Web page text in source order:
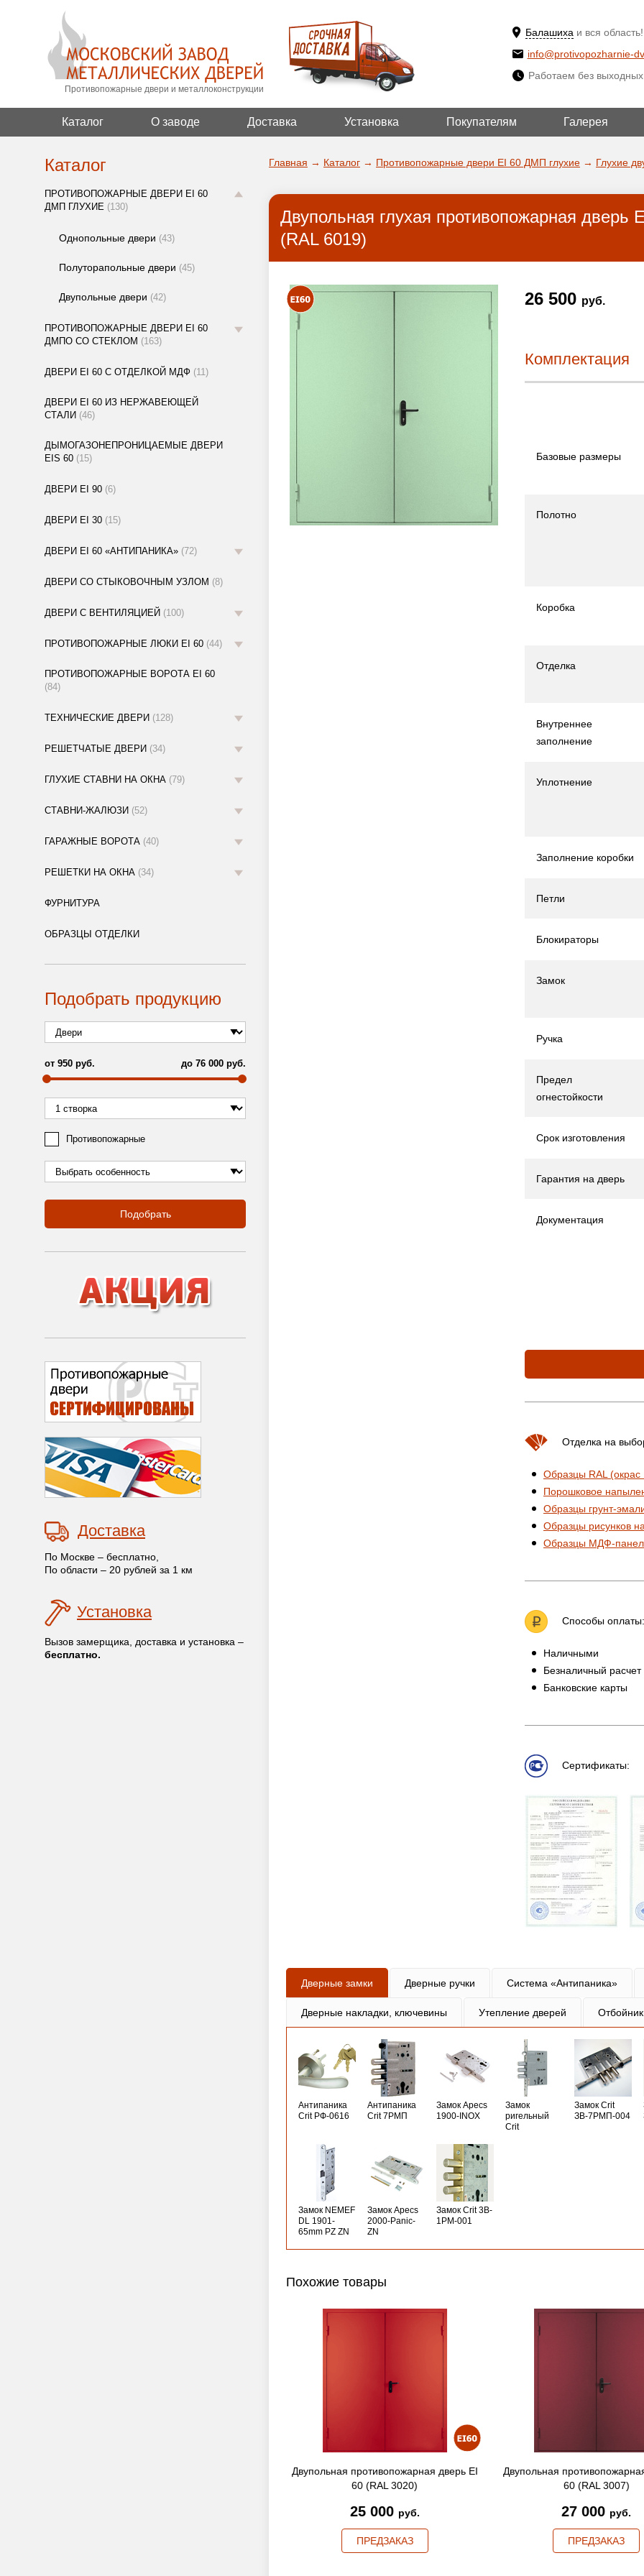
Противопожарные двери и металлоконструкции
Балашиха и вся область!
ДА!
ВЫБРАТЬ
info@protivopozharnie-
Работаем без
Каталог О заводе Доставка Установка Покупателям Галерея
Каталог
ПРОТИВОПОЖАРНЫЕ ДВЕРИ EI 60
ДМП ГЛУХИЕ (130)
Однопольные двери (43)
Полуторапольные двери (45)
Двупольные двери (42)
ПРОТИВОПОЖАРНЫЕ ДВЕРИ EI 60
ДМПО СО СТЕКЛОМ (163)
ДВЕРИ EI 60 С ОТДЕЛКОЙ МДФ (11)
ДВЕРИ EI 60 ИЗ НЕРЖАВЕЮЩЕЙ
СТАЛИ (46)
ДЫМОГАЗОНЕПРОНИЦАЕМЫЕ ДВЕРИ
EIS 60 (15)
ДВЕРИ EI 90 (6)
ДВЕРИ EI 30 (15)
ДВЕРИ EI 60 «АНТИПАНИКА» (72)
ДВЕРИ СО СТЫКОВОЧНЫМ УЗЛОМ (8)
ДВЕРИ С ВЕНТИЛЯЦИЕЙ (100)
ПРОТИВОПОЖАРНЫЕ ЛЮКИ EI 60 (44)
ПРОТИВОПОЖАРНЫЕ ВОРОТА EI 60
(84)
ТЕХНИЧЕСКИЕ ДВЕРИ (128)
РЕШЕТЧАТЫЕ ДВЕРИ (34)
ГЛУХИЕ СТАВНИ НА ОКНА (79)
СТАВНИ-ЖАЛЮЗИ (52)
ГАРАЖНЫЕ ВОРОТА (40)
РЕШЕТКИ НА ОКНА (34)
ФУРНИТУРА
ОБРАЗЦЫ ОТДЕЛКИ
Подобрать продукцию
от 950 руб. до 76 000 руб.
Противопожарные
Подобрать
Доставка
По Москве – бесплатно,
По области – 20 рублей за 1 км
Установка
Вызов замерщика, доставка и установка –
бесплатно.
Главная → Каталог → Противопожарные двери EI 60 ДМП глухие → Глухие
Двупольная глухая противопожарная
(RAL 6019)
26 500 руб.
Комплектация
Базовые размеры
Полотно
Коробка
Отделка
Внутреннее
заполнение
Уплотнение
Заполнение коробки
Петли
Блокираторы
Замок
Ручка
Предел
огнестойкости
Срок изготовления
Гарантия на дверь
Документация
Отделка на
Образцы RAL
Порошковое
Образцы грунт-
Образцы рисунков
Образцы МДФ-
Способы оплаты:
Наличными
Безналичный расчет
Банковские карты
Сертификаты:
Дверные замки Дверные ручки Система «Антипаника»
Дверные накладки, ключевины Утепление дверей
Антипаника
Crit РФ-0616
Антипаника
Crit 7РМП
Замок Apecs
1900-INOX
Замок
ригельный
Crit
Замок Crit
ЗВ-7РМП-004
Замок NEMEF
DL 1901-
65mm PZ ZN
Замок Apecs
2000-Panic-
ZN
Замок Crit 3B-
1PM-001
Похожие товары
Двупольная противопожарная дверь EI
60 (RAL 3020)
25 000 руб.
ПРЕДЗАКАЗ
Двупольная
60 (RAL 3007)
27 000 руб.
ПРЕДЗАКАЗ